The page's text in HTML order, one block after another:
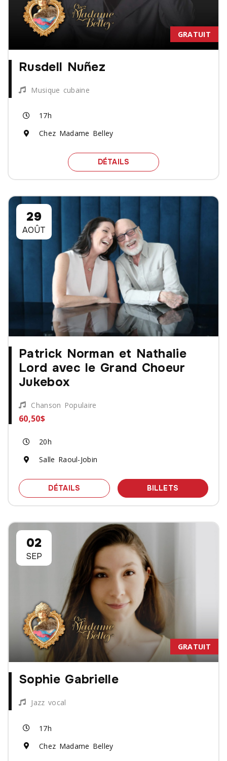
GRATUIT
Rusdell Nuñez
Musique cubaine
17h
Chez Madame Belley
DÉTAILS SPECTACLE RUSDELL
29
AOÛT
Patrick Norman et Nathalie
Lord avec le Grand Choeur
Jukebox
Chanson Populaire
60,50$
20h
Salle Raoul-Jobin
DÉTAILS SPECTACLE PATRICK NORMAN ET
BILLETS DES
02
SEP
GRATUIT
Sophie Gabrielle
Jazz vocal
17h
Chez Madame Belley